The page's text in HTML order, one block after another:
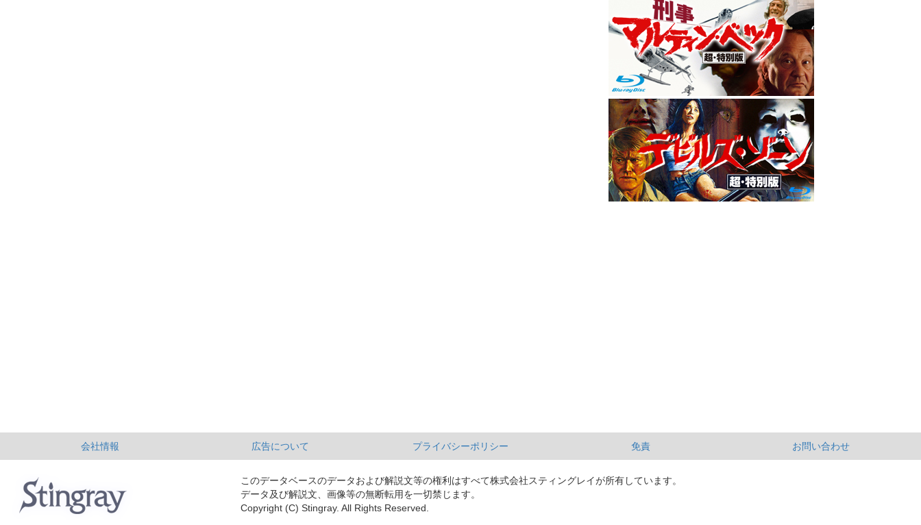
会社情報 広告について プライバシーポリシー 免責 お問い合わせ
このデータベースのデータおよび解説文等の権利はすべて株式会社スティングレイが所有しています。
データ及び解説文、画像等の無断転用を一切禁じます。
Copyright (C) Stingray. All Rights Reserved.